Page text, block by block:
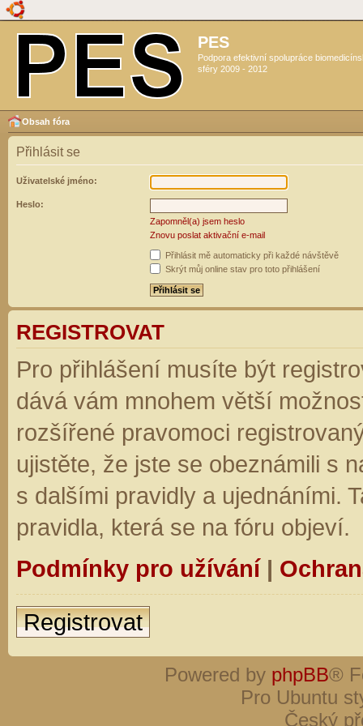
PES
Podpora efektivní spolupráce
sféry 2009 - 2012
Obsah fóra
Přihlásit se
Uživatelské jméno:
Heslo:
Zapomněl(a) jsem heslo
Znovu poslat aktivační e-mail
Přihlásit mě automaticky při každé návštěvě
Skrýt můj online stav pro toto přihlášení
REGISTROVAT
Pro přihlášení musíte být
dává vám mnohem větší
rozšířené pravomoci
ujistěte, že jste se obeznámili s
s dalšími pravidly a ujednáními.
pravidla, která se na fóru objeví.
Podmínky pro užívání|
Registrovat
Powered by phpBB®
Pro Ubuntu
Český